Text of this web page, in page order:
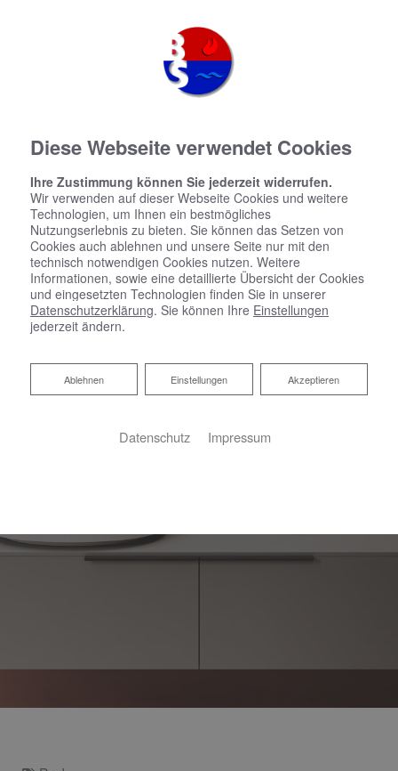
Diese Webseite verwendet Cookies
Ihre Zustimmung können Sie jederzeit widerrufen.
Wir verwenden auf dieser Webseite Cookies und weitere
Technologien, um Ihnen ein bestmögliches
Nutzungserlebnis zu bieten. Sie können das Setzen von
Cookies auch ablehnen und unsere Seite nur mit den
technisch notwendigen Cookies nutzen. Weitere
Informationen, sowie eine detaillierte Übersicht der Cookies
und eingesetzten Technologien finden Sie in unserer
Datenschutzerklärung. Sie können Ihre Einstellungen
jederzeit ändern.
Akzeptieren
Einstellungen
Ablehnen
Ablehnen
Datenschutz Impressum